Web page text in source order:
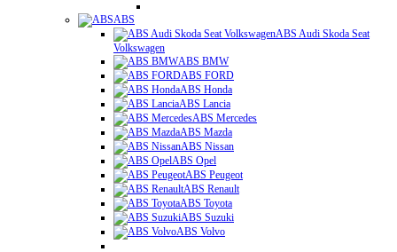
ABS
ABS Audi Skoda Seat
Volkswagen
ABS BMW
ABS FORD
ABS Honda
ABS Lancia
ABS Mercedes
ABS Mazda
ABS Nissan
ABS Opel
ABS Peugeot
ABS Renault
ABS Toyota
ABS Suzuki
ABS Volvo